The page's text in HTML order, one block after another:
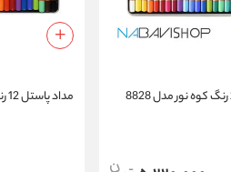
مداد پاستل 12 رنگ کوه نور مدل 8827